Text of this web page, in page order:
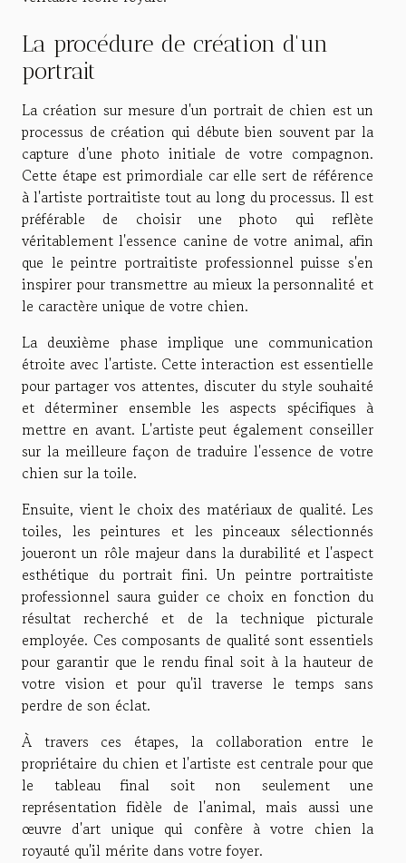
La procédure de création d'un
portrait
La création sur mesure d'un portrait de chien est un
processus de création qui débute bien souvent par la
capture d'une photo initiale de votre compagnon.
Cette étape est primordiale car elle sert de référence
à l'artiste portraitiste tout au long du processus. Il est
préférable de choisir une photo qui reflète
véritablement l'essence canine de votre animal, afin
que le peintre portraitiste professionnel puisse s'en
inspirer pour transmettre au mieux la personnalité et
le caractère unique de votre chien.
La deuxième phase implique une communication
étroite avec l'artiste. Cette interaction est essentielle
pour partager vos attentes, discuter du style souhaité
et déterminer ensemble les aspects spécifiques à
mettre en avant. L'artiste peut également conseiller
sur la meilleure façon de traduire l'essence de votre
chien sur la toile.
Ensuite, vient le choix des matériaux de qualité. Les
toiles, les peintures et les pinceaux sélectionnés
joueront un rôle majeur dans la durabilité et l'aspect
esthétique du portrait fini. Un peintre portraitiste
professionnel saura guider ce choix en fonction du
résultat recherché et de la technique picturale
employée. Ces composants de qualité sont essentiels
pour garantir que le rendu final soit à la hauteur de
votre vision et pour qu'il traverse le temps sans
perdre de son éclat.
À travers ces étapes, la collaboration entre le
propriétaire du chien et l'artiste est centrale pour que
le tableau final soit non seulement une
représentation fidèle de l'animal, mais aussi une
œuvre d'art unique qui confère à votre chien la
royauté qu'il mérite dans votre foyer.